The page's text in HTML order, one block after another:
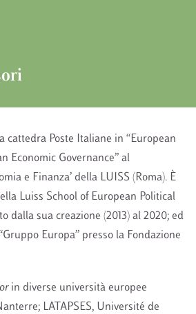
cattedra Poste Italiane in “European
Economic Governance” al
e Finanza’ della LUISS (Roma). È
Luiss School of European Political
dalla sua creazione (2013) al 2020; ed
Europa” presso la Fondazione
in diverse università europee
LATAPSES, Université de